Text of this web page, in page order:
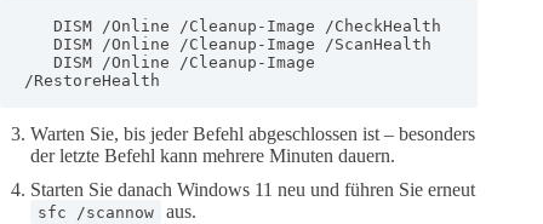
/RestoreHealth
Warten Sie, bis jeder Befehl abgeschlossen ist – besonders
der letzte Befehl kann mehrere Minuten dauern.
Starten Sie danach Windows 11 neu und führen Sie erneut
sfc /scannow aus.